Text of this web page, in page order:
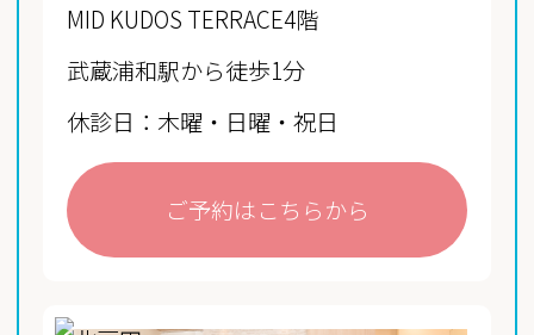
MID KUDOS TERRACE4階
武蔵浦和駅から徒歩1分
休診日：木曜・日曜・祝日
ご予約はこちらから